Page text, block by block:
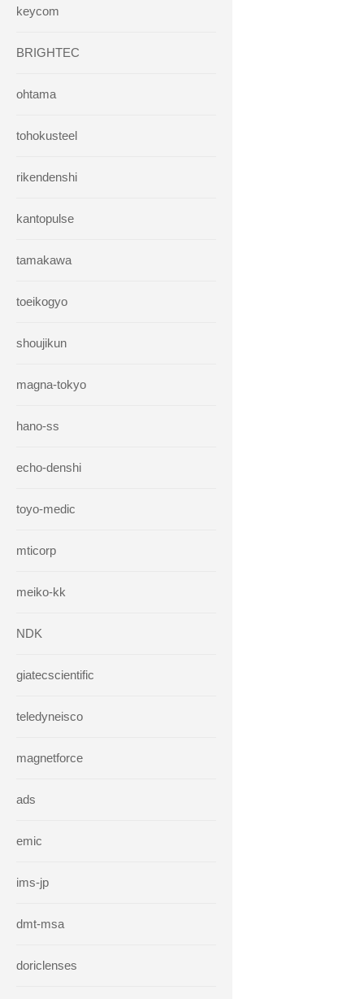
keycom
BRIGHTEC
ohtama
tohokusteel
rikendenshi
kantopulse
tamakawa
toeikogyo
shoujikun
magna-tokyo
hano-ss
echo-denshi
toyo-medic
mticorp
meiko-kk
NDK
giatecscientific
teledyneisco
magnetforce
ads
emic
ims-jp
dmt-msa
doriclenses